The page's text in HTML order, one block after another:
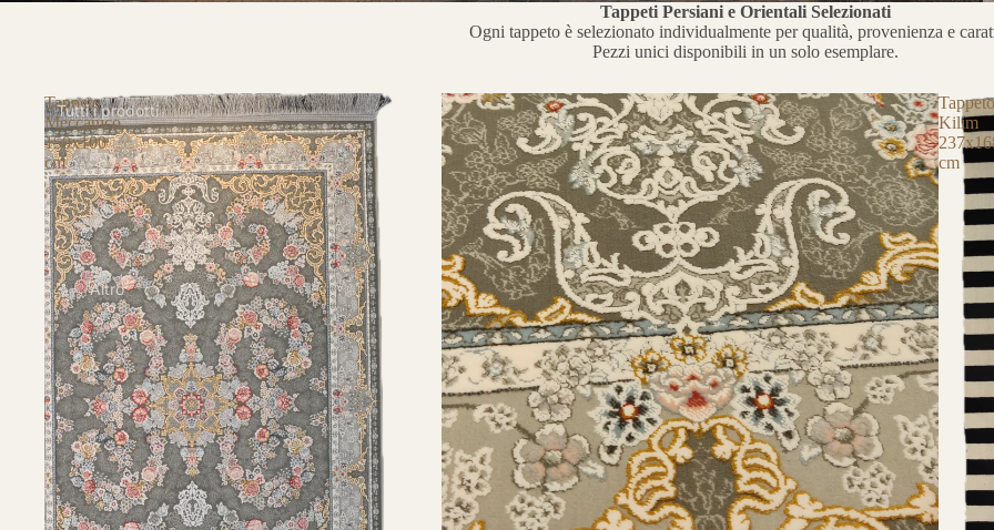
Tutti i prodotti
Altro
Tappeti Persiani e Orientali Selezionati
Ogni tappeto è selezionato individualmente per qualità, provenienza e
Pezzi unici disponibili in un solo esemplare.
Tappeto
Meccanico
150x100
cm
Kilim
cm